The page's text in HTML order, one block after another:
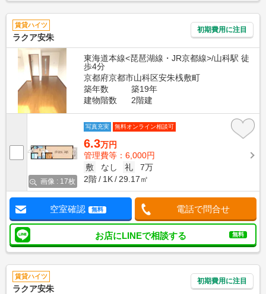
賃貸ハイツ
ラクア安朱
初期費用に注目
東海道本線<琵琶湖線・JR京都線>/山科駅 徒
歩4分
京都府京都市山科区安朱桟敷町
築年数
築19年
建物階数
2階建
画像 : 17枚
写真充実 無料オンライン相談可
6.3万円
管理費等：6,000円
敷
なし 礼
7万
2階
1K 29.17㎡
空室確認 無料 電話で問合せ
お店にLINEで相談する 無料
賃貸ハイツ
ラクア安朱
初期費用に注目